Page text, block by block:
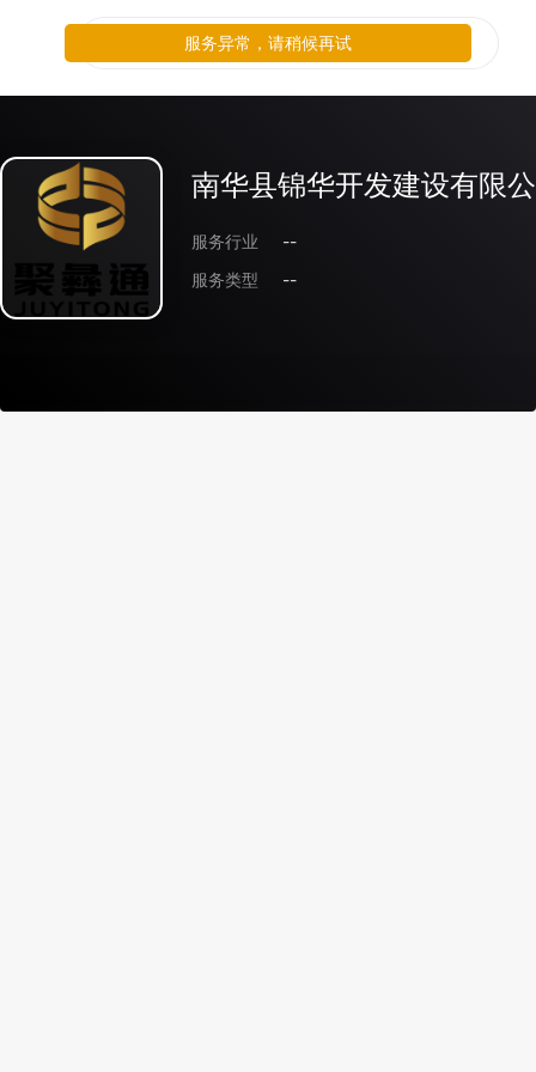
南华县锦华开发建设有限
服务行业
--
服务类型
--
服务异常，请稍候再试